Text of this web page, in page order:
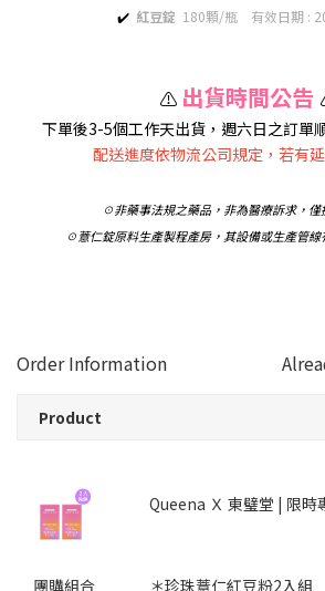
✔️ 紅豆錠 180顆/瓶 有效日期 :
⚠️ 出貨時間公告
下單後3-5個工作天出貨，週六日之訂單
配送進度依物流公司規定，若有
☉非藥事法規之藥品，非為醫療訴求，僅
☉薏仁錠原料生產製程產房，其設備或生產管
Order Information
Product
Queena Ｘ 東璧堂 | 限時
團購組合 ＊珍珠薏仁紅豆粉2入組